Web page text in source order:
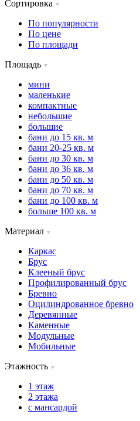
Сортировка
По популярности
По цене
По площади
Площадь
мини
маленькие
компактные
небольшие
большие
бани до 15 кв. м
бани 20-25 кв. м
бани до 30 кв. м
бани до 36 кв. м
бани до 50 кв. м
бани до 70 кв. м
бани до 100 кв. м
больше 100 кв. м
Материал
Каркас
Брус
Клееный брус
Профилированный брус
Бревно
Оцилиндрованное бревно
Деревянные
Каменные
Модульные
Мобильные
Этажность
1 этаж
2 этажа
с мансардой